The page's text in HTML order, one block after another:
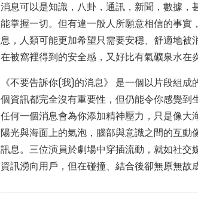
消息可以是知識，八卦，通訊，新聞，數據，
能掌握一切。但有違一般人所願意相信的事實
息，人類可能更加希望只需要安穩、舒適地被
在被窩裡得到的安全感，又好比有氣礦泉水在
《不要告訴你(我)的消息》 是一個以片段組
個資訊都完全沒有重要性，但仍能令你感覺到
任何一個消息會為你添加精神壓力，只是像大
陽光與海面上的氣泡，腦部與意識之間的互動
訊息。三位演員於劇場中穿插流動，就如社交
資訊湧向用戶，但在碰撞、結合後卻無原無故